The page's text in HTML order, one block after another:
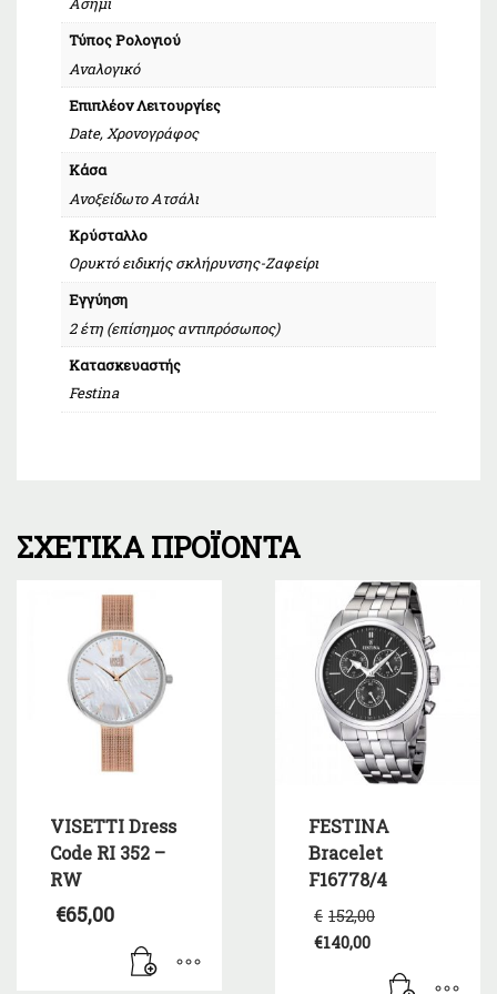
Τύπος Ρολογιού
Αναλογικό
Επιπλέον Λειτουργίες
Date, Χρονογράφος
Κάσα
Ανοξείδωτο Ατσάλι
Κρύσταλλο
Ορυκτό ειδικής σκλήρυνσης-Ζαφείρι
Εγγύηση
2 έτη (επίσημος αντιπρόσωπος)
Κατασκευαστής
Festina
ΣΧΕΤΙΚΆ ΠΡΟΪΌΝΤΑ
VISETTI Dress
Code RI 352 –
RW
€65,00
FESTINA
Bracelet
F16778/4
€ 152,00
€152,00.
€140,00
τρέχουσα